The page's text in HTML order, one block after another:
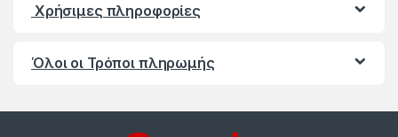
Χρήσιμες πληροφορίες
Όλοι οι Τρόποι πληρωμής